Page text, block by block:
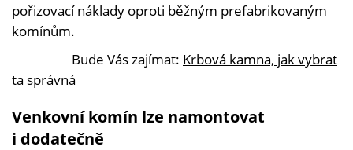
pořizovací náklady oproti běžným prefabrikovaným
komínům.
Bude Vás zajímat: Krbová kamna, jak vybrat
ta správná
Venkovní komín lze namontovat
i dodatečně